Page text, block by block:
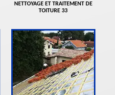
NETTOYAGE ET TRAITEMENT DE
TOITURE 33